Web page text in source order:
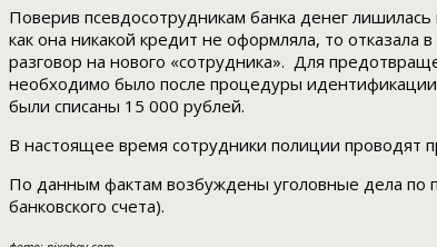
Поверив псевдосотрудникам банка денег
как она никакой кредит не оформляла, то
разговор на нового «сотрудника». Для
необходимо было после процедуры
были списаны 15 000 рублей.
В настоящее время сотрудники полиции проводят
По данным фактам возбуждены уголовные дела по
банковского счета).